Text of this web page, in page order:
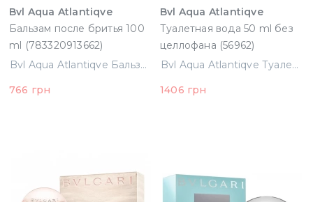
Bvl Aqua Atlantiqve
Бальзам после бритья 100
ml (783320913662)
Bvl Aqua Atlantiqve Бальзам после бритья 100 ml (783320913662)
766 грн
Bvl Aqua Atlantiqve
Туалетная вода 50 ml без
целлофана (56962)
Bvl Aqua Atlantiqve Туалетная вода 50 ml без целлофана (56962)
1406 грн